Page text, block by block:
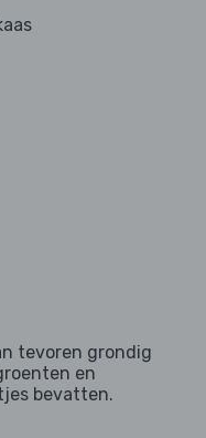
tevoren grondig
en
bevatten.